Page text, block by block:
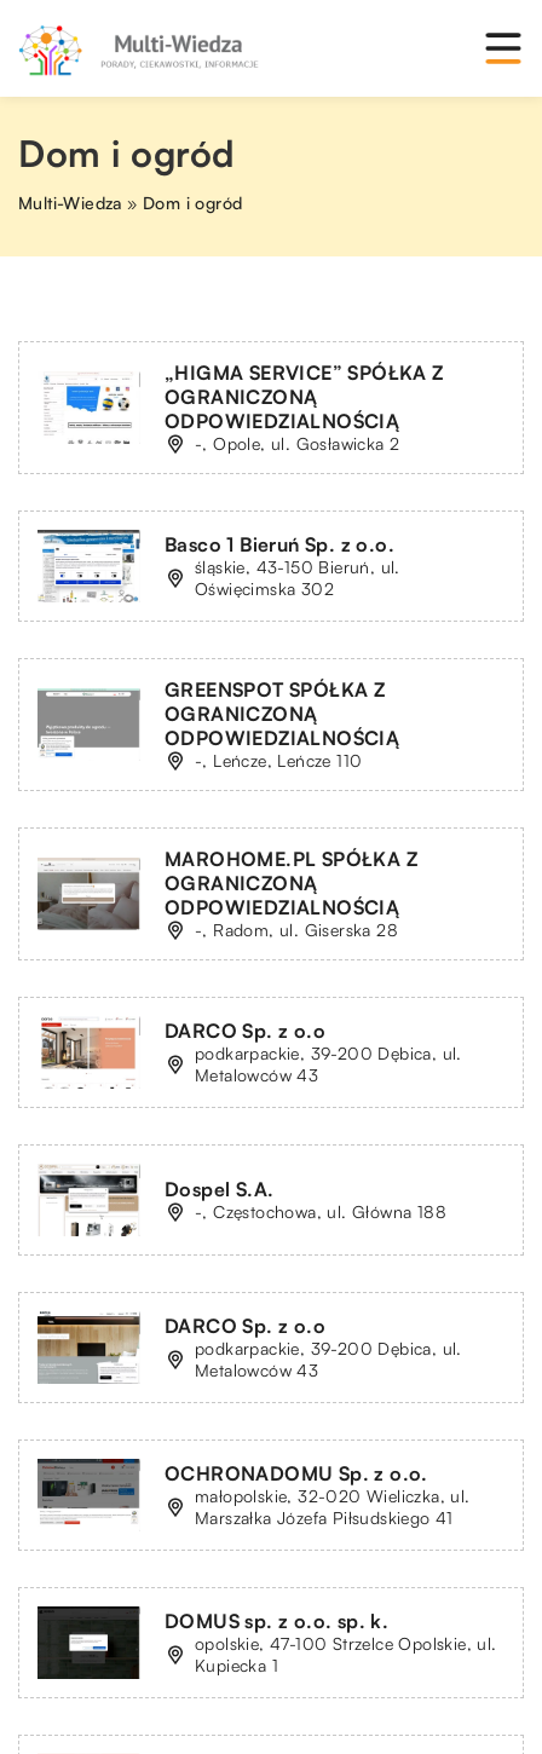
Dom i ogród
Multi-Wiedza » Dom i ogród
„HIGMA SERVICE” SPÓŁKA Z
OGRANICZONĄ
ODPOWIEDZIALNOŚCIĄ
-, Opole, ul. Gosławicka 2
Basco 1 Bieruń Sp. z o.o.
śląskie, 43-150 Bieruń, ul.
Oświęcimska 302
GREENSPOT SPÓŁKA Z
OGRANICZONĄ
ODPOWIEDZIALNOŚCIĄ
-, Leńcze, Leńcze 110
MAROHOME.PL SPÓŁKA Z
OGRANICZONĄ
ODPOWIEDZIALNOŚCIĄ
-, Radom, ul. Giserska 28
DARCO Sp. z o.o
podkarpackie, 39-200 Dębica, ul.
Metalowców 43
Dospel S.A.
-, Częstochowa, ul. Główna 188
DARCO Sp. z o.o
podkarpackie, 39-200 Dębica, ul.
Metalowców 43
OCHRONADOMU Sp. z o.o.
małopolskie, 32-020 Wieliczka, ul.
Marszałka Józefa Piłsudskiego 41
DOMUS sp. z o.o. sp. k.
opolskie, 47-100 Strzelce Opolskie, ul.
Kupiecka 1